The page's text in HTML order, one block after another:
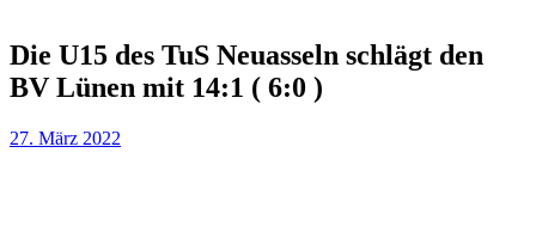
Die U15 des TuS Neuasseln schlägt den
BV Lünen mit 14:1 ( 6:0 )
27. März 2022